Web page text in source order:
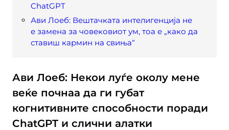
ChatGPT
Ави Лоеб: Вештачката интелигенција не
е замена за човековиот ум, тоа е „како да
ставиш кармин на свиња“
Ави Лоеб: Некои луѓе околу мене
веќе почнаа да ги губат
когнитивните способности поради
ChatGPT и слични алатки